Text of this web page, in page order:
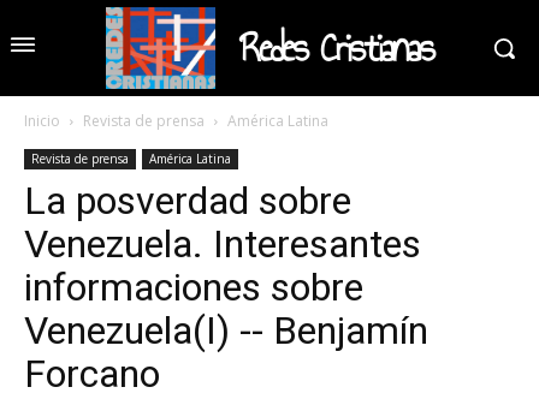
Redes Cristianas
Inicio Revista de prensa América Latina
Revista de prensa América Latina
La posverdad sobre
Venezuela. Interesantes
informaciones sobre
Venezuela(I) -- Benjamín
Forcano